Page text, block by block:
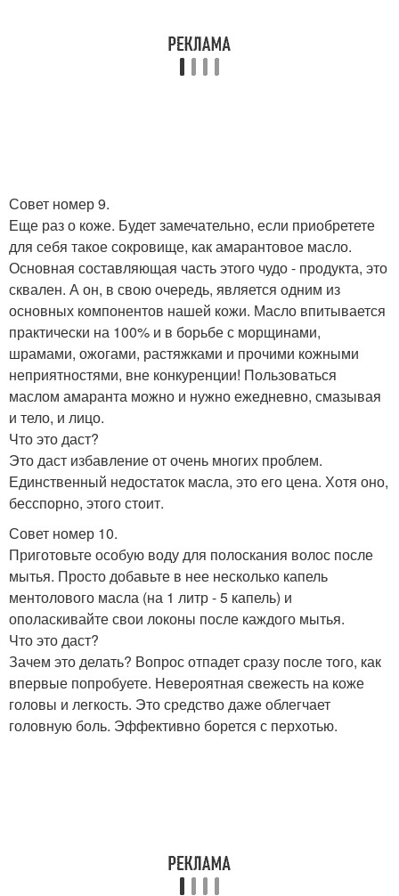
Совет номер 9.
Еще раз о коже. Будет замечательно, если приобретете
для себя такое сокровище, как амарантовое масло.
Основная составляющая часть этого чудо - продукта, это
сквален. А он, в свою очередь, является одним из
основных компонентов нашей кожи. Масло впитывается
практически на 100% и в борьбе с морщинами,
шрамами, ожогами, растяжками и прочими кожными
неприятностями, вне конкуренции! Пользоваться
маслом амаранта можно и нужно ежедневно, смазывая
и тело, и лицо.
Что это даст?
Это даст избавление от очень многих проблем.
Единственный недостаток масла, это его цена. Хотя оно,
бесспорно, этого стоит.
Совет номер 10.
Приготовьте особую воду для полоскания волос после
мытья. Просто добавьте в нее несколько капель
ментолового масла (на 1 литр - 5 капель) и
ополаскивайте свои локоны после каждого мытья.
Что это даст?
Зачем это делать? Вопрос отпадет сразу после того, как
впервые попробуете. Невероятная свежесть на коже
головы и легкость. Это средство даже облегчает
головную боль. Эффективно борется с перхотью.